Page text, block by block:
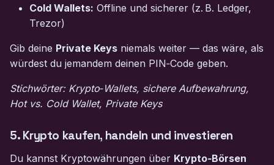
Cold Wallets: Offline und sicherer (z. B. Ledger,
Trezor)
Gib deine Private Keys niemals weiter — das wäre, als
würdest du jemandem deinen PIN‑Code geben.
Stichwörter: Krypto‑Wallets, sichere Aufbewahrung,
Hot vs. Cold Wallet, Private Keys
5. Krypto kaufen, handeln und investieren
Du kannst Kryptowährungen über Krypto‑Börsen